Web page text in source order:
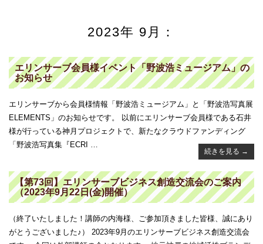
2023年 9月：
エリンサーブ会員様イベント「野波浩ミュージアム」の
お知らせ
エリンサーブから会員様情報「野波浩ミュージアム」と「野波浩写真展
ELEMENTS」のお知らせです。 以前にエリンサーブ会員様である石井
様が行っている神月プロジェクトで、新たなクラウドファンディング
「野波浩写真集『ECRI …
続きを見る →
【第73回】エリンサーブビジネス創造交流会のご案内
（2023年9月22日(金)開催）
（終了いたしました！講師の内海様、ご参加頂きました皆様、誠にあり
がとうございました♪） 2023年9月のエリンサーブビジネス創造交流会